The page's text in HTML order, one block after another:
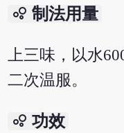
bubble_chart 制法用量
上三味，以水
二次温服。
bubble_chart 功效